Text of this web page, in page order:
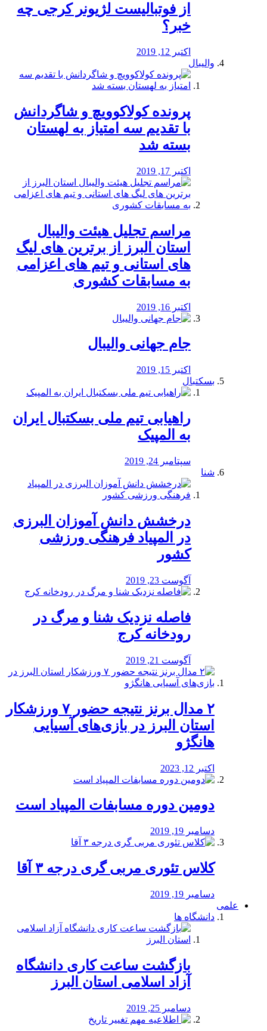
از فوتبالیست لژیونر کرجی چه
خبر؟
اکتبر 12, 2019
والیبال
پرونده کولاکوویچ و شاگردانش
با تقدیم سه امتیاز به لهستان
بسته شد
اکتبر 17, 2019
مراسم تجلیل هیئت والیبال
استان البرز از برترین های لیگ
های استانی و تیم های اعزامی
به مسابقات کشوری
اکتبر 16, 2019
جام جهانی والیبال
اکتبر 15, 2019
بسکتبال
راهیابی تیم ملی بسکتبال ایران
به المپیک
سپتامبر 24, 2019
شنا
درخشش دانش آموزان البرزی
در المپیاد فرهنگی ورزشی
کشور
آگوست 23, 2019
️فاصله نزدیک شنا و مرگ در
رودخانه کرج
آگوست 21, 2019
۲ مدال برنز نتیجه حضور ۷ ورزشکار
استان البرز در بازی‌های آسیایی
هانگژو
اکتبر 12, 2023
دومین دوره مسابفات المپیاد است
دسامبر 19, 2019
کلاس تئوری مربی گری درجه ۳ آقا
دسامبر 19, 2019
علمی
دانشگاه ها
بازگشت ساعت کاری دانشگاه
آزاد اسلامی استان البرز
دسامبر 25, 2019